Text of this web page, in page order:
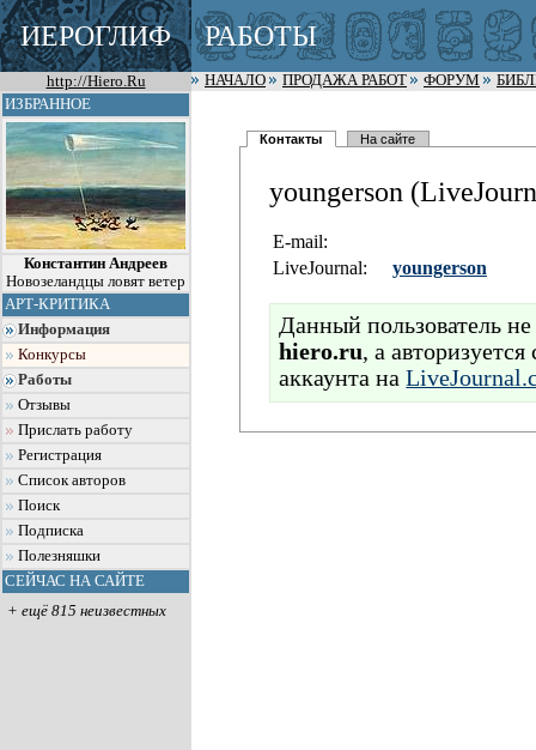
ИЕРОГЛИФ РАБОТЫ
http://Hiero.Ru НАЧАЛО ПРОДАЖА РАБОТ ФОРУМ
ИЗБРАННОЕ
Константин Андреев
Новозеландцы ловят ветер
АРТ-КРИТИКА
Информация
Конкурсы
Работы
Отзывы
Прислать работу
Регистрация
Список авторов
Поиск
Подписка
Полезняшки
СЕЙЧАС НА САЙТЕ
+ ещё 815 неизвестных
Контакты На сайте
youngerson
E-mail:
LiveJournal:
youngerson
Данный пользователь не
hiero.ru, а
аккаунта на